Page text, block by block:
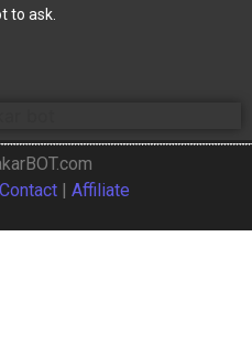
to ask.
Contact | Affiliate